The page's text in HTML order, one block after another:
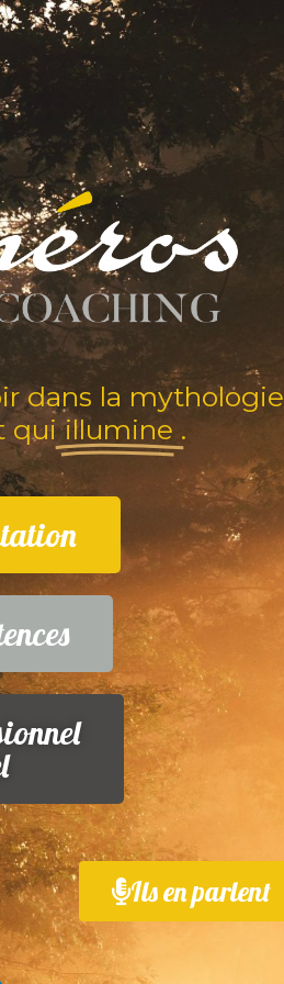
dans la mythologie
quiillumine .
Ils en parlent